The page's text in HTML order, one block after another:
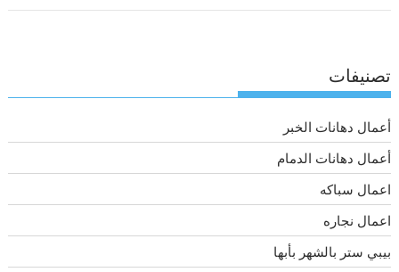
تصنيفات
أعمال دهانات الخبر
أعمال دهانات الدمام
اعمال سباكه
اعمال نجاره
بيبي ستر بالشهر بأبها